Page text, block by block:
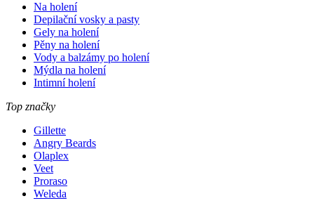
Na holení
Depilační vosky a pasty
Gely na holení
Pěny na holení
Vody a balzámy po holení
Mýdla na holení
Intimní holení
Top značky
Gillette
Angry Beards
Olaplex
Veet
Proraso
Weleda